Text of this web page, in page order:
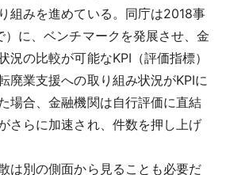
組みを進めている。同庁は2018事
に、ベンチマークを発展させ、金
況の比較が可能なKPI（評価指標）
廃業支援への取り組み状況がKPIに
場合、金融機関は自行評価に直結
さらに加速され、件数を押し上げ
は別の側面から見ることも必要だ